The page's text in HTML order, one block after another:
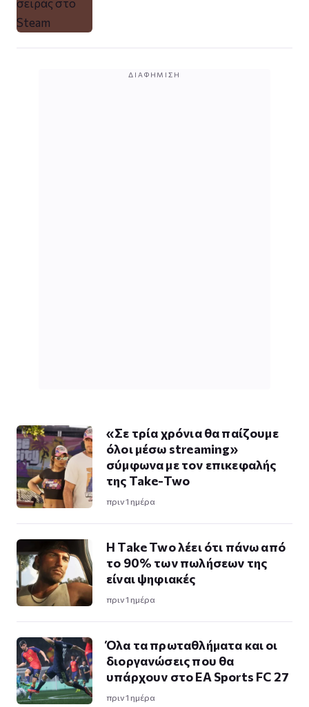
ΔΙΑΦΉΜΙΣΗ
«Σε τρία χρόνια θα παίζουμε
όλοι μέσω streaming»
σύμφωνα με τον επικεφαλής
της Take-Two
πριν 1 ημέρα
Η Take Twο λέει ότι πάνω από
το 90% των πωλήσεων της
είναι ψηφιακές
πριν 1 ημέρα
Όλα τα πρωταθλήματα και οι
διοργανώσεις που θα
υπάρχουν στο EA Sports FC 27
πριν 1 ημέρα